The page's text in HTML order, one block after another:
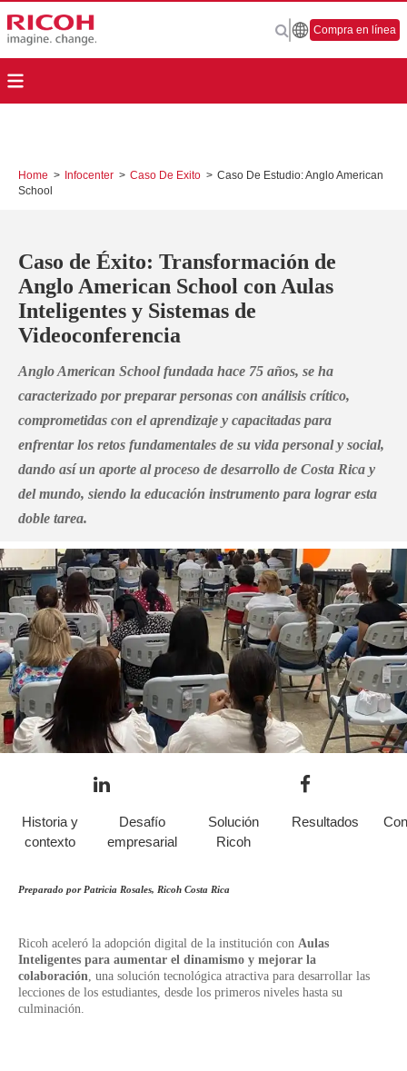
Compra en línea
Home > Infocenter > Caso De Exito > Caso De Estudio: Anglo American
School
Caso de Éxito: Transformación de
Anglo American School con Aulas
Inteligentes y Sistemas de
Videoconferencia
Anglo American School fundada hace 75 años, se ha
caracterizado por preparar personas con análisis crítico,
comprometidas con el aprendizaje y capacitadas para
enfrentar los retos fundamentales de su vida personal y social,
dando así un aporte al proceso de desarrollo de Costa Rica y
del mundo, siendo la educación instrumento para lograr esta
doble tarea.
Historia y
contexto
Desafío
empresarial
Solución
Ricoh
Resultados
Preparado por Patricia Rosales, Ricoh Costa Rica
Ricoh aceleró la adopción digital de la institución con Aulas
Inteligentes para aumentar el dinamismo y mejorar la
colaboración, una solución tecnológica atractiva para desarrollar las
lecciones de los estudiantes, desde los primeros niveles hasta su
culminación.